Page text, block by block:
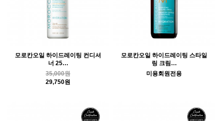
모로칸오일 하이드레이팅 컨디셔
너 25…
35,000원
29,750원
모로칸오일 하이드레이팅 스타일
링 크림…
미용회원전용